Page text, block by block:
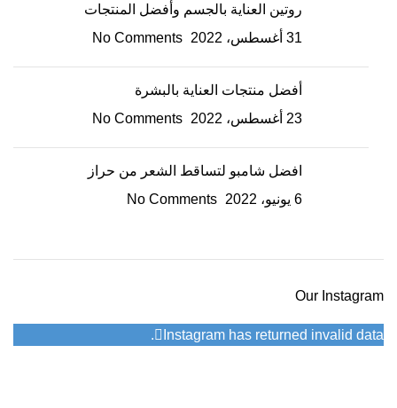
روتين العناية بالجسم وأفضل المنتجات
31 أغسطس، 2022
No Comments
أفضل منتجات العناية بالبشرة
23 أغسطس، 2022
No Comments
افضل شامبو لتساقط الشعر من حراز
6 يونيو، 2022
No Comments
Our Instagram
Instagram has returned invalid data.